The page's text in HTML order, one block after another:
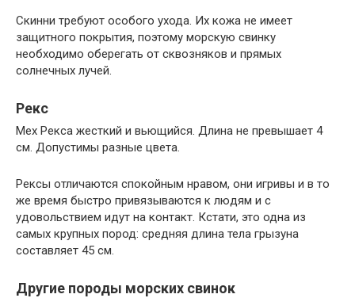
Скинни требуют особого ухода. Их кожа не имеет
защитного покрытия, поэтому морскую свинку
необходимо оберегать от сквозняков и прямых
солнечных лучей.
Рекс
Мех Рекса жесткий и вьющийся. Длина не превышает 4
см. Допустимы разные цвета.
Рексы отличаются спокойным нравом, они игривы и в то
же время быстро привязываются к людям и с
удовольствием идут на контакт. Кстати, это одна из
самых крупных пород: средняя длина тела грызуна
составляет 45 см.
Другие породы морских свинок